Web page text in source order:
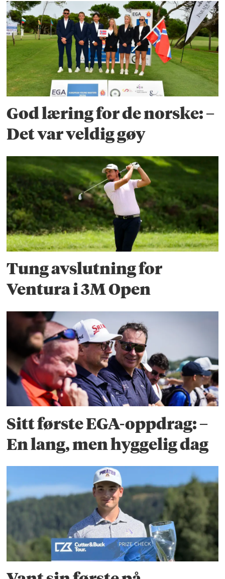
God læring for de norske: –
Det var veldig gøy
Tung avslutning for
Ventura i 3M Open
Sitt første EGA-oppdrag: –
En lang, men hyggelig dag